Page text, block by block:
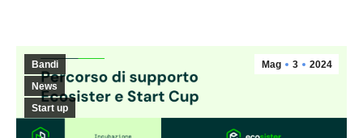
Mag 3 2024
Bandi
News
Start up